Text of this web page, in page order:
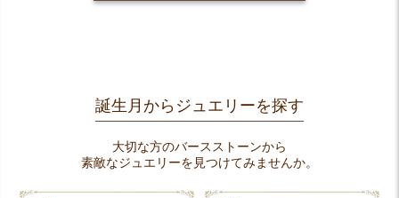
誕生月からジュエリーを探す
大切な方のバースストーンから
素敵なジュエリーを見つけてみませんか。